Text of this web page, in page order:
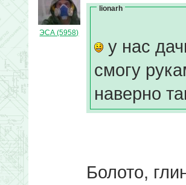
ЭСА (5958)
lionarh
у нас
смогу
наверно
Болото,